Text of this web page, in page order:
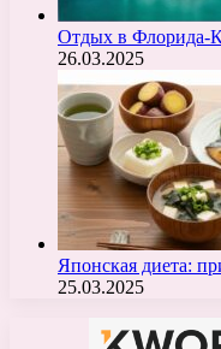
Отдых в Флорида-
26.03.2025
Японская диета:
25.03.2025